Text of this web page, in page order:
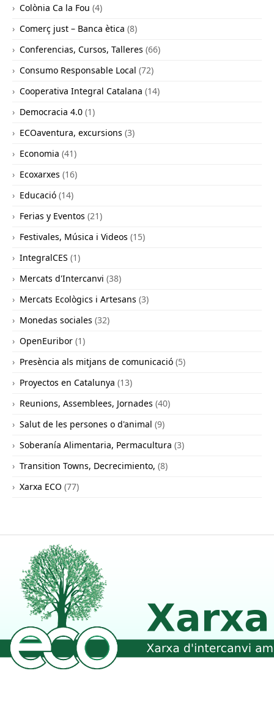
Colònia Ca la Fou (4)
Comerç just – Banca ètica (8)
Conferencias, Cursos, Talleres (66)
Consumo Responsable Local (72)
Cooperativa Integral Catalana (14)
Democracia 4.0 (1)
ECOaventura, excursions (3)
Economia (41)
Ecoxarxes (16)
Educació (14)
Ferias y Eventos (21)
Festivales, Música i Videos (15)
IntegralCES (1)
Mercats d'Intercanvi (38)
Mercats Ecològics i Artesans (3)
Monedas sociales (32)
OpenEuribor (1)
Presència als mitjans de comunicació (5)
Proyectos en Catalunya (13)
Reunions, Assemblees, Jornades (40)
Salut de les persones o d'animal (9)
Soberanía Alimentaria, Permacultura (3)
Transition Towns, Decrecimiento, (8)
Xarxa ECO (77)